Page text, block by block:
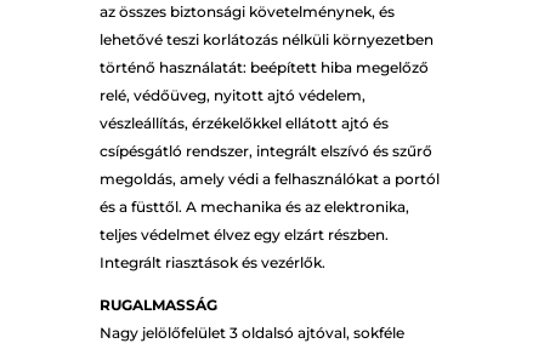
az összes biztonsági követelménynek, és
lehetővé teszi korlátozás nélküli környezetben
történő használatát: beépített hiba megelőző
relé, védőüveg, nyitott ajtó védelem,
vészleállítás, érzékelőkkel ellátott ajtó és
csípésgátló rendszer, integrált elszívó és szűrő
megoldás, amely védi a felhasználókat a portól
és a füsttől. A mechanika és az elektronika,
teljes védelmet élvez egy elzárt részben.
Integrált riasztások és vezérlők.
RUGALMASSÁG
Nagy jelölőfelület 3 oldalsó ajtóval, sokféle